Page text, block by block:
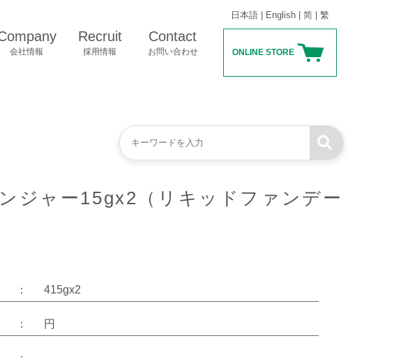
会社情報
Recruit
採用情報
Contact
お問い合わせ
日本語 English |简 |繁
ONLINE STORE
ジャー15gx2（リキッドファンデー
： 415gx2
： 円